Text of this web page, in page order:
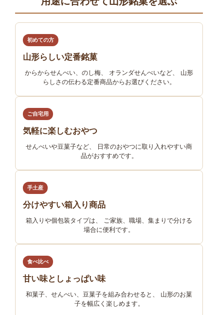
初めての方
山形らしい定番銘菓
からからせんべい、のし梅、 オランダせんべいなど、 山形
らしさの伝わる定番商品からお選びください。
ご自宅用
気軽に楽しむおやつ
せんべいや豆菓子など、 日常のおやつに取り入れやすい商
品がおすすめです。
手土産
分けやすい箱入り商品
箱入りや個包装タイプは、 ご家族、職場、集まりで分ける
場合に便利です。
食べ比べ
甘い味としょっぱい味
和菓子、せんべい、豆菓子を組み合わせると、 山形のお菓
子を幅広く楽しめます。